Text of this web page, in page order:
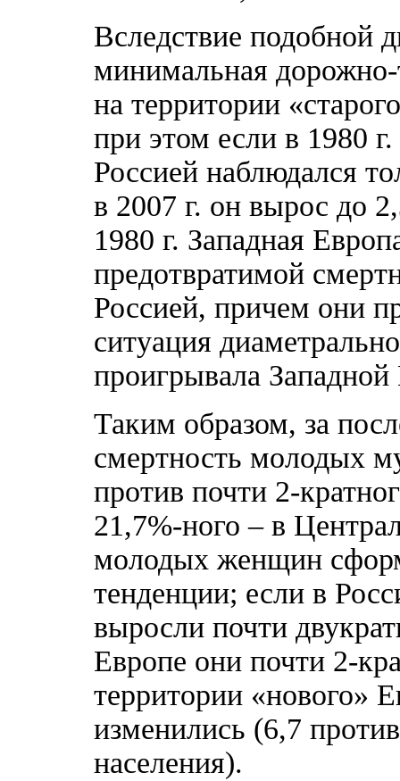
Вследствие подобной
минимальная дорожно-
на территории
при этом если в 1980
Россией наблюдался
в 2007 г. он вырос до
1980 г. Западная
предотвратимой
Россией, причем они
ситуация
проигрывала
Таким образом, за
смертность молодых
против почти 2-
21,7%-ного – в
молодых женщин
тенденции; если в
выросли почти
Европе они почти 2-
территории «нового»
изменились (6,7
населения).